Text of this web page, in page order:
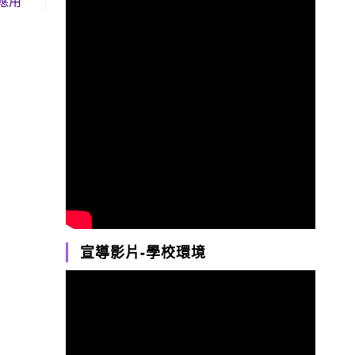
宣導影片-學校環境